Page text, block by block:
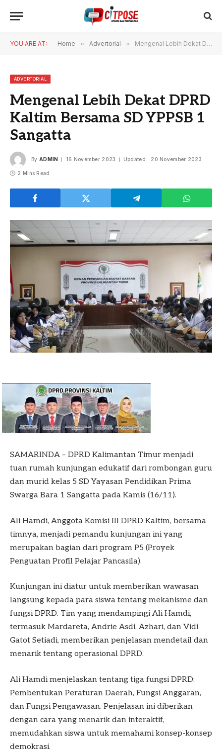
YOU ARE AT: Home » Advertorial » Mengenal Lebih Dekat DPRD Kaltim Bersama SD YPPSB 1 Sangatta
ADVERTORIAL
Mengenal Lebih Dekat DPRD
Kaltim Bersama SD YPPSB 1
Sangatta
By ADMIN 16 November 2023 Updated: 20 November 2023
2 Mins Read
SAMARINDA – DPRD Kalimantan Timur menjadi
tuan rumah kunjungan edukatif dari rombongan guru
dan murid kelas 5 SD Yayasan Pendidikan Prima
Swarga Bara 1 Sangatta pada Kamis (16/11).
Ali Hamdi, Anggota Komisi III DPRD Kaltim, bersama
timnya, menjadi pemandu kunjungan ini yang
merupakan bagian dari program P5 (Proyek
Penguatan Profil Pelajar Pancasila).
Kunjungan ini diatur untuk memberikan wawasan
langsung kepada para siswa tentang mekanisme dan
fungsi DPRD. Tim yang mendampingi Ali Hamdi,
termasuk Mardareta, Andrie Asdi, Azhari, dan Vidi
Gatot Setiadi, memberikan penjelasan mendetail dan
menarik tentang operasional DPRD.
Ali Hamdi menjelaskan tentang tiga fungsi DPRD:
Pembentukan Peraturan Daerah, Fungsi Anggaran,
dan Fungsi Pengawasan. Penjelasan ini diberikan
dengan cara yang menarik dan interaktif,
memudahkan siswa untuk memahami konsep-konsep
demokrasi.